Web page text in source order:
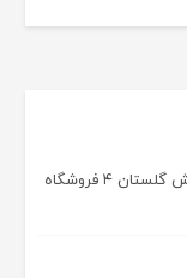
پل فردیس ۲۰۰ متر بعد از پمپ بنزین باران نبش گلستان ۴ فروشگاه